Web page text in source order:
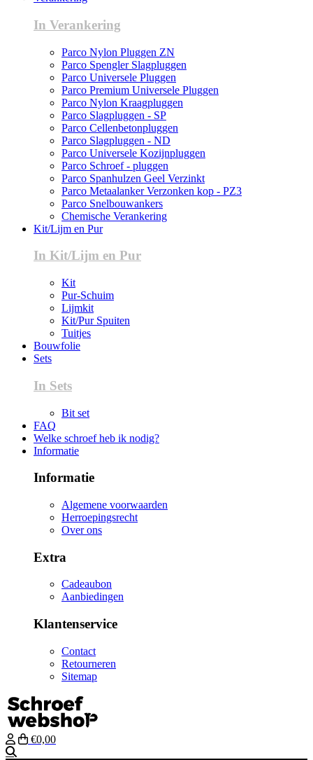
In Verankering
Parco Nylon Pluggen ZN
Parco Spengler Slagpluggen
Parco Universele Pluggen
Parco Premium Universele Pluggen
Parco Nylon Kraagpluggen
Parco Slagpluggen - SP
Parco Cellenbetonpluggen
Parco Slagpluggen - ND
Parco Universele Kozijnpluggen
Parco Schroef - pluggen
Parco Spanhulzen Geel Verzinkt
Parco Metaalanker Verzonken kop - PZ3
Parco Snelbouwankers
Chemische Verankering
Kit/Lijm en Pur
In Kit/Lijm en Pur
Kit
Pur-Schuim
Lijmkit
Kit/Pur Spuiten
Tuitjes
Bouwfolie
Sets
In Sets
Bit set
FAQ
Welke schroef heb ik nodig?
Informatie
Informatie
Algemene voorwaarden
Herroepingsrecht
Over ons
Extra
Cadeaubon
Aanbiedingen
Klantenservice
Contact
Retourneren
Sitemap
€0,00